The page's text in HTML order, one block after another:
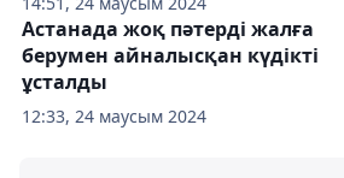
12:33, 24 маусым 2024
Астанада жоқ пәтерді жалға
берумен айналысқан күдікті
ұсталды